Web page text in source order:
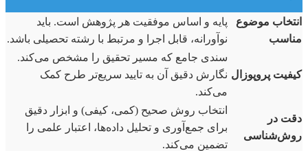
انتخاب موضوع
مناسب
پایه و اساس موفقیت هر پژوهش است. باید
نوآورانه، قابل اجرا و مرتبط با رشته تحصیلی باشد.
کیفیت پروپوزال
سندی جامع که مسیر تحقیق را مشخص می‌کند.
نگارش دقیق آن به تایید سریع‌تر طرح کمک
می‌کند.
دقت در
روش‌شناسی
انتخاب روش صحیح (کمی، کیفی) و ابزار دقیق
برای جمع‌آوری و تحلیل داده‌ها، اعتبار علمی را
تضمین می‌کند.